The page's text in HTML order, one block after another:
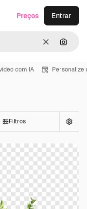
Limpar
Preços Entrar
com IA Personalize
Filtros